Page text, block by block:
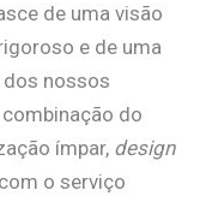
de uma visão
e de uma
dos nossos
do
ímpar, design
o serviço